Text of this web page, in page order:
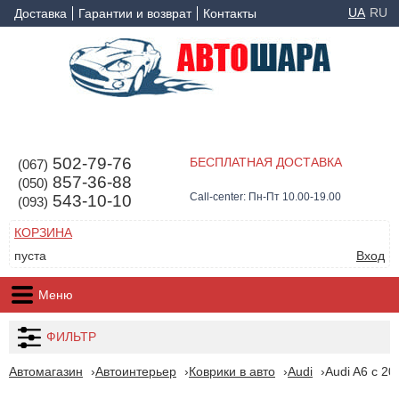
Доставка Гарантии и возврат Контакты UA RU
(067) 502-79-76
(050) 857-36-88
(093) 543-10-10
БЕСПЛАТНАЯ ДОСТАВКА
Call-center: Пн-Пт 10.00-19.00
КОРЗИНА
пуста
Вход
Меню
ФИЛЬТР
Автомагазин Автоинтерьер Коврики в авто Audi Audi A6 с